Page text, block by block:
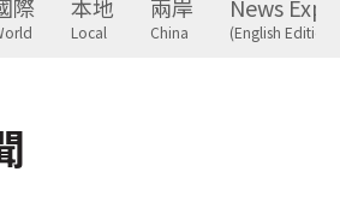
際 本地
Local
兩岸
China
News
(English Edition)